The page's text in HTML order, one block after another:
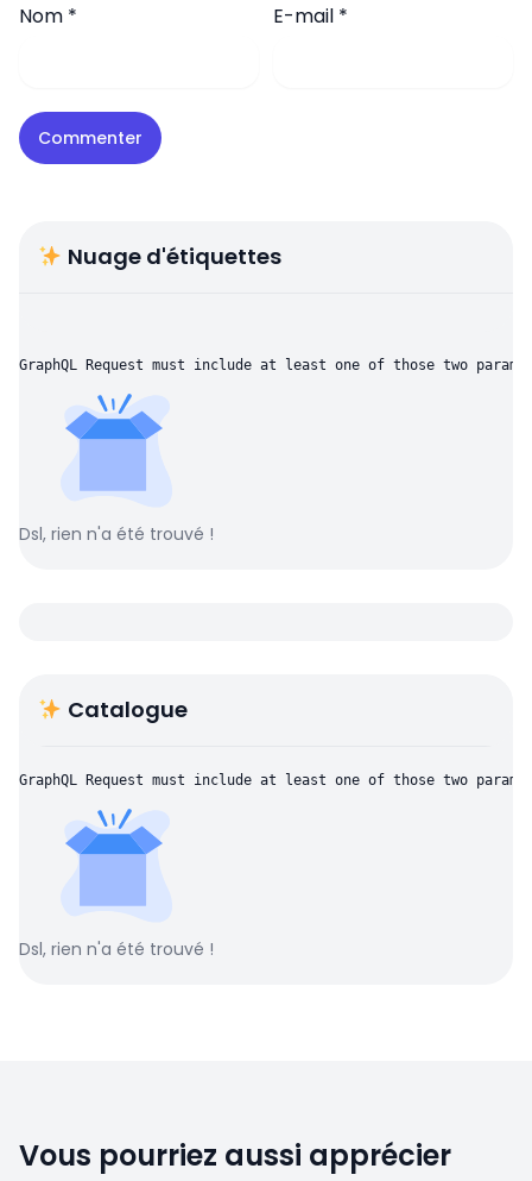
Nom * E-mail *
Nuage d'étiquettes
GraphQL Request must include at least one of those two
Dsl, rien n'a été trouvé !
Catalogue
GraphQL Request must include at least one of those two
Dsl, rien n'a été trouvé !
Vous pourriez aussi apprécier